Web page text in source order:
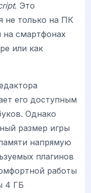
. Это
не только на ПК
на смартфонах
или как
его доступным
Однако
размер игры
напрямую
плагинов
работы
4 ГБ